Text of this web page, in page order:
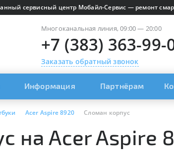
сервисный центр Мобайл-Сервис — ремонт
Многоканальная линия, 09:00 — 20:00
+7 (383) 363-99-
Заказать обратный звонок
Информация Партнёрам
Acer Aspire 8920 Сломан корпус
на Acer Aspire